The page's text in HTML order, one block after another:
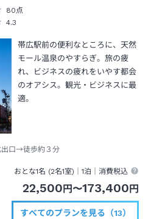
80 点
4.3
帯広駅前の便利なところに、天然
モール温泉のやすらぎ。旅の疲
れ、ビジネスの疲れをいやす都会
のオアシス。観光・ビジネスに最
適。
出口→徒歩約３分
おとな1名 (2名1室)｜1泊 ｜消費税込
22,500 円 〜173,400 円
すべてのプランを見る（13）